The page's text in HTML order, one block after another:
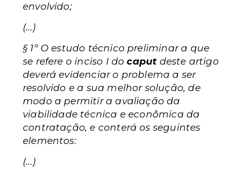
envolvido;
(...)
§ 1º O estudo técnico preliminar a que
se refere o inciso I docaput deste artigo
deverá evidenciar o problema a ser
resolvido e a sua melhor solução, de
modo a permitir a avaliação da
viabilidade técnica e econômica da
contratação, e conterá os seguintes
elementos:
(...)